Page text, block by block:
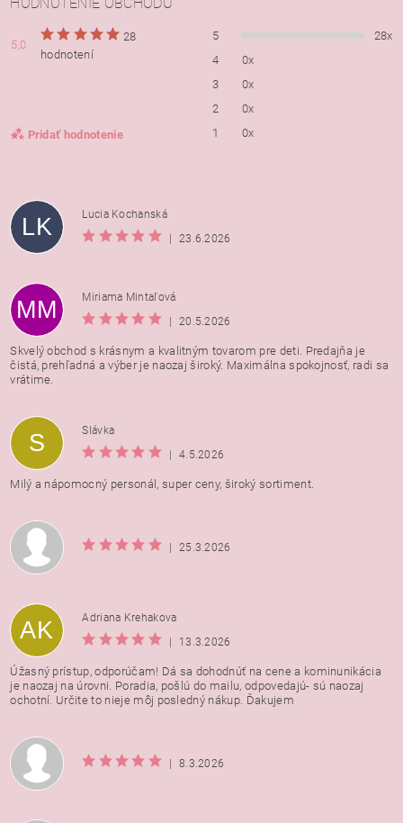
5,0
28
hodnotení
Pridať hodnotenie
5
28x
4
0x
3
0x
2
0x
1
0x
Vložením hodnotenie súhlasíte s
osobných údajov
LK
Lucia Kochanská
|
23.6.2026
MM
Miriama Mintaľová
|
20.5.2026
Skvelý obchod s krásnym a kvalitným tovarom pre deti. Predajňa je
čistá, prehľadná a výber je naozaj široký. Maximálna spokojnosť, radi sa
vrátime.
S
Slávka
|
4.5.2026
Milý a nápomocný personál, super ceny, široký sortiment.
| 25.3.2026
AK
Adriana Krehakova
|
13.3.2026
Úžasný prístup, odporúčam! Dá sa dohodnúť na cene a kominunikácia
je naozaj na úrovni. Poradia, pošlú do mailu, odpovedajú- sú naozaj
ochotní. Určite to nieje môj posledný nákup. Ďakujem
| 8.3.2026